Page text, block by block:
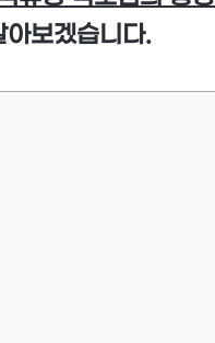
아보겠습니다.